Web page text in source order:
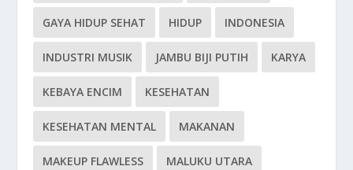
GAYA HIDUP SEHAT HIDUP INDONESIA
INDUSTRI MUSIK JAMBU BIJI PUTIH KARYA
KEBAYA ENCIM KESEHATAN
KESEHATAN MENTAL MAKANAN
MAKEUP FLAWLESS MALUKU UTARA